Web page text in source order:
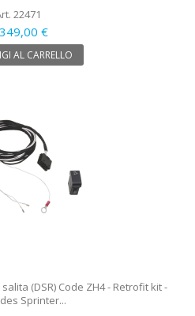
22471
€
AL CARRELLO
(DSR) Code ZH4 - Retrofit kit -
Sprinter...